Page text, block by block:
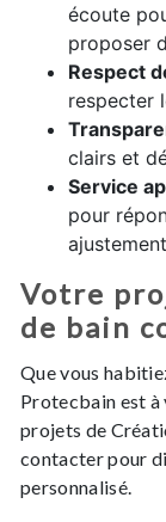
écoute
proposer
Respect
respecter
clairs et
Service
pour
Votre
de bain
Que vous
Protecbain est
projets de
contacter pour
personnalisé.